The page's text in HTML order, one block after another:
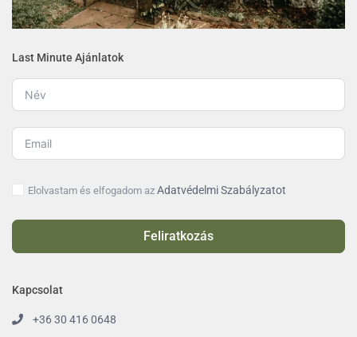
Last Minute Ajánlatok
Elolvastam és elfogadom azAdatvédelmi Szabályzatot
Feliratkozás
Kapcsolat
+36 30 416 0648